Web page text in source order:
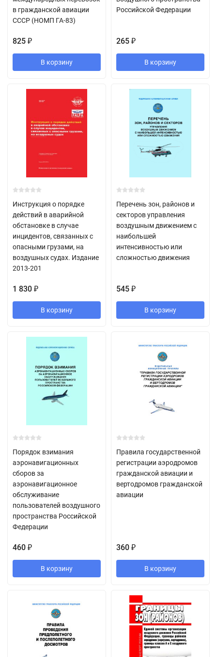
в гражданской авиации
СССР (НОМП ГА-83)
825 ₽
В корзину
Российской Федерации
265 ₽
В корзину
Инструкция о порядке
действий в аварийной
обстановке в случае
инцидентов, связанных с
опасными грузами, на
воздушных судах. Издание
2013-201
1 830 ₽
В корзину
Перечень зон, районов и
секторов управления
воздушным движением с
наибольшей
интенсивностью или
сложностью движения
545 ₽
В корзину
Порядок взимания
аэронавигационных
сборов за
аэронавигационное
обслуживание
пользователей воздушного
пространства Российской
Федерации
460 ₽
В корзину
Правила государственной
регистрации аэродромов
гражданской авиации и
вертодромов гражданской
авиации
360 ₽
В корзину